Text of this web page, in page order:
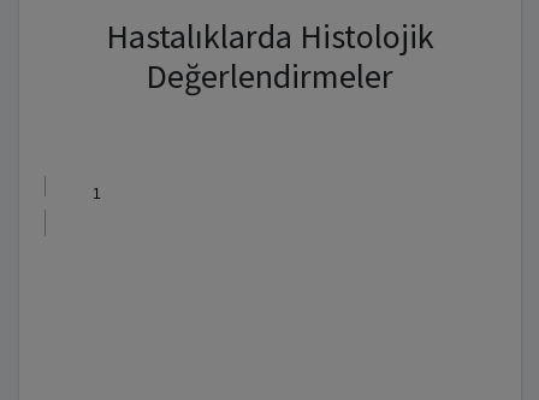
Hastalıklarda Histolojik
Değerlendirmeler